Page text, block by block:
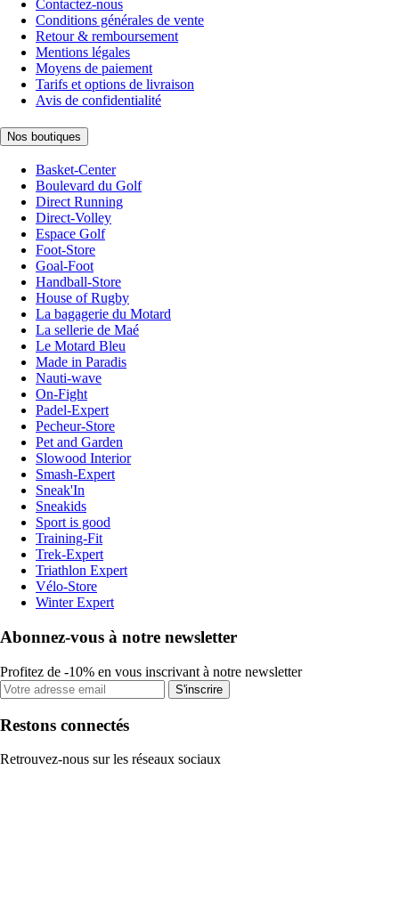
Contactez-nous
Conditions générales de vente
Retour & remboursement
Mentions légales
Moyens de paiement
Tarifs et options de livraison
Avis de confidentialité
Nos boutiques
Basket-Center
Boulevard du Golf
Direct Running
Direct-Volley
Espace Golf
Foot-Store
Goal-Foot
Handball-Store
House of Rugby
La bagagerie du Motard
La sellerie de Maé
Le Motard Bleu
Made in Paradis
Nauti-wave
On-Fight
Padel-Expert
Pecheur-Store
Pet and Garden
Slowood Interior
Smash-Expert
Sneak'In
Sneakids
Sport is good
Training-Fit
Trek-Expert
Triathlon Expert
Vélo-Store
Winter Expert
Abonnez-vous à notre newsletter
Profitez de -10% en vous inscrivant à notre newsletter
S'inscrire
Restons connectés
Retrouvez-nous sur les réseaux sociaux